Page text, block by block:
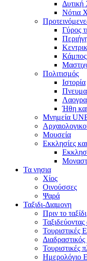
Δυτική
Νότια
Γύρος
Κάμπος
Πολιτισμός
Ιστορία
Ήθη
Μνημεία
Μουσεία
Εκκλησίες
Τα νησια
Χίος
Οινούσσες
Ψαρά
Ταξιδι-Διαμονη
Πριν το ταξίδι
Τουριστικές
Τουριστικές
Ημερολόγιο